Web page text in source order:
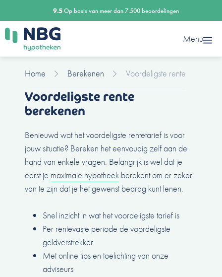
naar
de
inhoud
9.5Op basis van meer dan 7.500 beoordelingen
Menu
Home Berekenen Voordeligste rente
Voordeligste rente
berekenen
Benieuwd wat het voordeligste rentetarief is voor
jouw situatie? Bereken het eenvoudig zelf aan de
hand van enkele vragen. Belangrijk is wel dat je
eerst je maximale hypotheek berekent om er zeker
van te zijn dat je het gewenst bedrag kunt lenen.
Snel inzicht in wat het voordeligste tarief is
Per rentevaste periode de voordeligste
geldverstrekker
Met online tips en toelichting van onze
adviseurs